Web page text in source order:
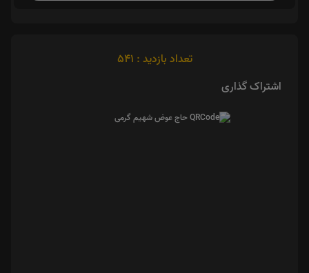
تعداد بازدید : 541
اشتراک گذاری